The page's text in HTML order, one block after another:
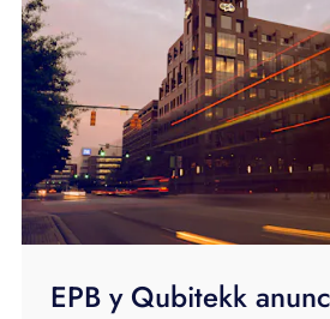
EPB y Qubitekk